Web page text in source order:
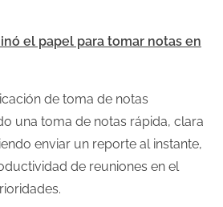
el papel para tomar notas en
de toma de notas
una toma de notas rápida, clara
enviar un reporte al instante,
de reuniones en el